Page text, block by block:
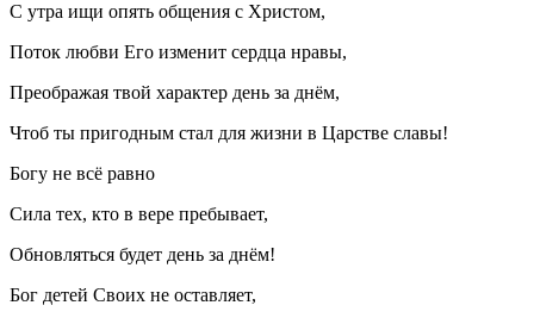
С утра ищи опять общения с Христом,
Поток любви Его изменит сердца нравы,
Преображая твой характер день за днём,
Чтоб ты пригодным стал для жизни в Царстве славы!
Богу не всё равно
Сила тех, кто в вере пребывает,
Обновляться будет день за днём!
Бог детей Своих не оставляет,